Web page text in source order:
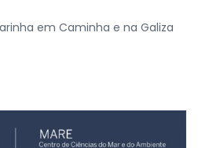
em Caminha e na Galiza